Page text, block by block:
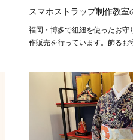
スマホストラップ制作教
福岡・博多で組紐を使ったお守
作販売を行っています。飾る